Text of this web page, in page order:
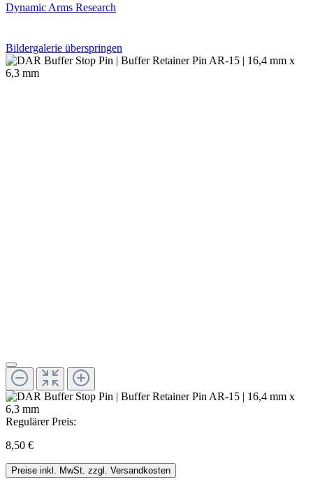
Dynamic Arms Research
Bildergalerie überspringen
Regulärer Preis:
8,50 €
Preise inkl. MwSt. zzgl. Versandkosten